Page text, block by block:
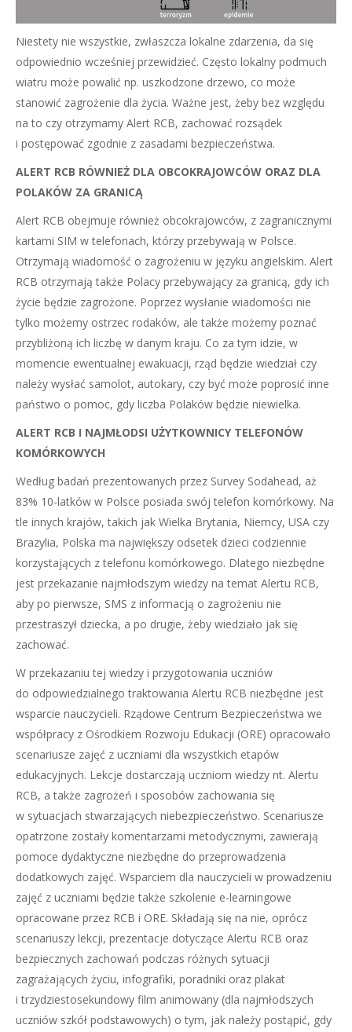
Niestety nie wszystkie, zwłaszcza lokalne zdarzenia, da się
odpowiednio wcześniej przewidzieć. Często lokalny podmuch
wiatru może powalić np. uszkodzone drzewo, co może
stanowić zagrożenie dla życia. Ważne jest, żeby bez względu
na to czy otrzymamy Alert RCB, zachować rozsądek
i postępować zgodnie z zasadami bezpieczeństwa.
ALERT RCB RÓWNIEŻ DLA OBCOKRAJOWCÓW ORAZ DLA
POLAKÓW ZA GRANICĄ
Alert RCB obejmuje również obcokrajowców, z zagranicznymi
kartami SIM w telefonach, którzy przebywają w Polsce.
Otrzymają wiadomość o zagrożeniu w języku angielskim. Alert
RCB otrzymają także Polacy przebywający za granicą, gdy ich
życie będzie zagrożone. Poprzez wysłanie wiadomości nie
tylko możemy ostrzec rodaków, ale także możemy poznać
przybliżoną ich liczbę w danym kraju. Co za tym idzie, w
momencie ewentualnej ewakuacji, rząd będzie wiedział czy
należy wysłać samolot, autokary, czy być może poprosić inne
państwo o pomoc, gdy liczba Polaków będzie niewielka.
ALERT RCB I NAJMŁODSI UŻYTKOWNICY TELEFONÓW
KOMÓRKOWYCH
Według badań prezentowanych przez Survey Sodahead, aż
83% 10-latków w Polsce posiada swój telefon komórkowy. Na
tle innych krajów, takich jak Wielka Brytania, Niemcy, USA czy
Brazylia, Polska ma największy odsetek dzieci codziennie
korzystających z telefonu komórkowego. Dlatego niezbędne
jest przekazanie najmłodszym wiedzy na temat Alertu RCB,
aby po pierwsze, SMS z informacją o zagrożeniu nie
przestraszył dziecka, a po drugie, żeby wiedziało jak się
zachować.
W przekazaniu tej wiedzy i przygotowania uczniów
do odpowiedzialnego traktowania Alertu RCB niezbędne jest
wsparcie nauczycieli. Rządowe Centrum Bezpieczeństwa we
współpracy z Ośrodkiem Rozwoju Edukacji (ORE) opracowało
scenariusze zajęć z uczniami dla wszystkich etapów
edukacyjnych. Lekcje dostarczają uczniom wiedzy nt. Alertu
RCB, a także zagrożeń i sposobów zachowania się
w sytuacjach stwarzających niebezpieczeństwo. Scenariusze
opatrzone zostały komentarzami metodycznymi, zawierają
pomoce dydaktyczne niezbędne do przeprowadzenia
dodatkowych zajęć. Wsparciem dla nauczycieli w prowadzeniu
zajęć z uczniami będzie także szkolenie e-learningowe
opracowane przez RCB i ORE. Składają się na nie, oprócz
scenariuszy lekcji, prezentacje dotyczące Alertu RCB oraz
bezpiecznych zachowań podczas różnych sytuacji
zagrażających życiu, infografiki, poradniki oraz plakat
i trzydziestosekundowy film animowany (dla najmłodszych
uczniów szkół podstawowych) o tym, jak należy postąpić, gdy